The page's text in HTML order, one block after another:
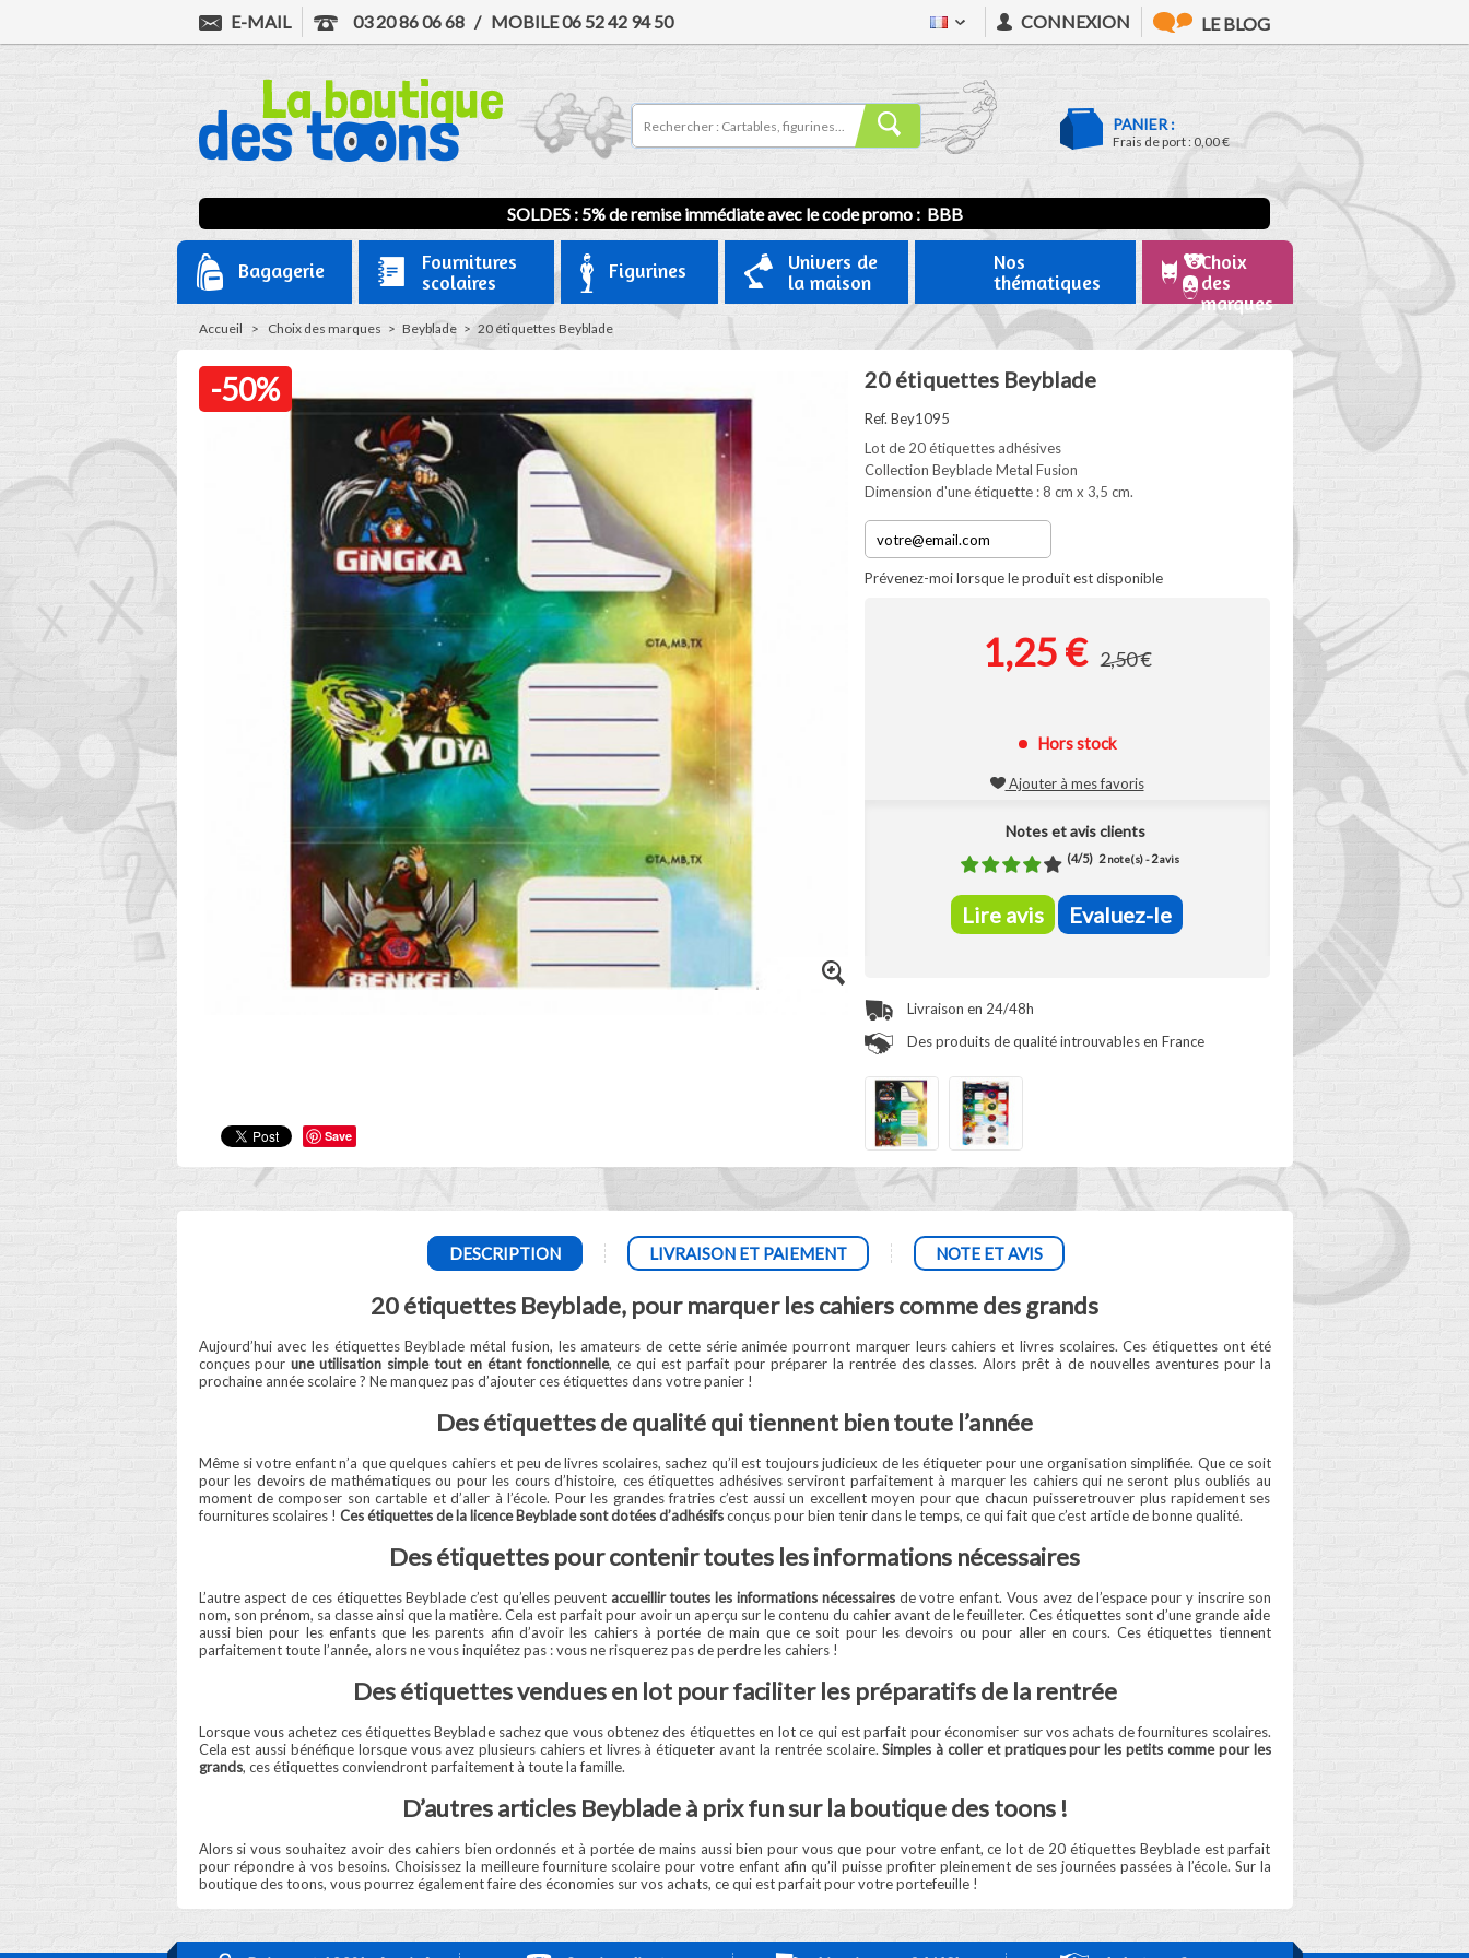
E-MAIL 03 20 86 06 68 / MOBILE06 52 42 94 50 CONNEXION LE BLOG
PANIER :
Frais de port : 0,00 €
SOLDES : 5% de remise immédiate avec le code promo : BBB
Bagagerie
Fournitures
scolaires
Figurines
Univers de
la maison
Nos
thématiques
Choix
des
marques
Accueil > Choix des marques > Beyblade > 20 étiquettes Beyblade
-50%
Save
20 étiquettes Beyblade
Ref. Bey1095
Lot de 20 étiquettes adhésives
Collection Beyblade Metal Fusion
Dimension d'une étiquette : 8 cm x 3,5 cm.
Prévenez-moi lorsque le produit est disponible
1,25 € 2,50 €
Hors stock
Ajouter à mes favoris
Notes et avis clients
(4/5) 2note(s) -2avis
Lire avis Evaluez-le
Livraison en 24/48h
Des produits de qualité introuvables en France
DESCRIPTION LIVRAISON ET PAIEMENT NOTE ET AVIS
20 étiquettes Beyblade, pour marquer les cahiers comme des grands
Aujourd’hui avec les étiquettes Beyblade métal fusion, les amateurs de cette série animée pourront marquer leurs cahiers et livres scolaires. Ces étiquettes ont été
conçues pourune utilisation simple tout en étant fonctionnelle, ce qui est parfait pour préparer la rentrée des classes. Alors prêt à de nouvelles aventures pour la
prochaine année scolaire ? Ne manquez pas d’ajouter ces étiquettes dans votre panier !
Des étiquettes de qualité qui tiennent bien toute l’année
Même si votre enfant n’a que quelques cahiers et peu de livres scolaires, sachez qu’il est toujours judicieux de les étiqueter pour une organisation simplifiée. Que ce soit
pour les devoirs de mathématiques ou pour les cours d’histoire, ces étiquettes adhésives serviront parfaitement à marquer les cahiers qui ne seront plus oubliés au
moment de composer son cartable et d’aller à l’école. Pour les grandes fratries c’est aussi un excellent moyen pour que chacun puisseretrouver plus rapidement ses
fournitures scolaires ! Ces étiquettes de la licence Beyblade sont dotées d’adhésifsconçus pour bien tenir dans le temps, ce qui fait que c’est article de bonne qualité.
Des étiquettes pour contenir toutes les informations nécessaires
L’autre aspect de ces étiquettes Beyblade c’est qu’elles peuvent accueillir toutes les informations nécessairesde votre enfant. Vous avez de l’espace pour y inscrire son
nom, son prénom, sa classe ainsi que la matière. Cela est parfait pour avoir un aperçu sur le contenu du cahier avant de le feuilleter. Ces étiquettes sont d’une grande aide
aussi bien pour les enfants que les parents afin d’avoir les cahiers à portée de main que ce soit pour les devoirs ou pour aller en cours. Ces étiquettes tiennent
parfaitement toute l’année, alors ne vous inquiétez pas : vous ne risquerez pas de perdre les cahiers !
Des étiquettes vendues en lot pour faciliter les préparatifs de la rentrée
Lorsque vous achetez ces étiquettes Beyblade sachez que vous obtenez des étiquettes en lot ce qui est parfait pour économiser sur vos achats de fournitures scolaires.
Cela est aussi bénéfique lorsque vous avez plusieurs cahiers et livres à étiqueter avant la rentrée scolaire.Simples à coller et pratiques pour les petits comme pour les
grands, ces étiquettes conviendront parfaitement à toute la famille.
D’autres articles Beyblade à prix fun sur la boutique des toons !
Alors si vous souhaitez avoir des cahiers bien ordonnés et à portée de mains aussi bien pour vous que pour votre enfant, ce lot de 20 étiquettes Beyblade est parfait
pour répondre à vos besoins. Choisissez la meilleure fourniture scolaire pour votre enfant afin qu’il puisse profiter pleinement de ses journées passées à l’école. Sur la
boutique des toons, vous pourrez également faire des économies sur vos achats, ce qui est parfait pour votre portefeuille !